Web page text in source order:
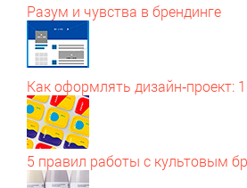
Разум и чувства в брендинге
Как оформлять дизайн‑проект:
5 правил работы с культовым